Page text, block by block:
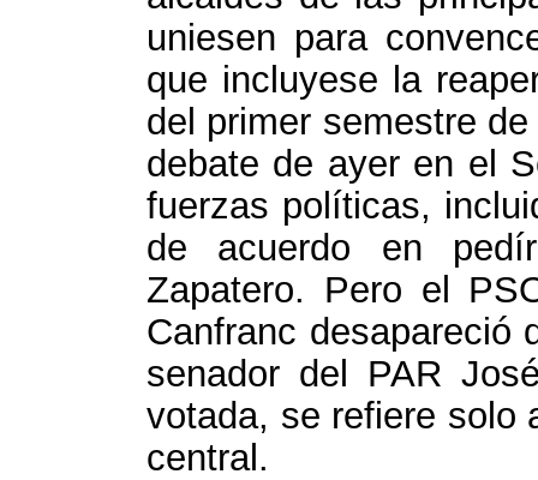
uniesen para
que incluyese la
del primer semestre
debate de ayer en el
fuerzas políticas,
de acuerdo en
Zapatero. Pero el
Canfranc desapareció
senador del PAR
votada, se refiere solo
central.